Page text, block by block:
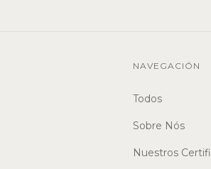
NAVEGACIÓN
Todos
Sobre Nós
Nuestros